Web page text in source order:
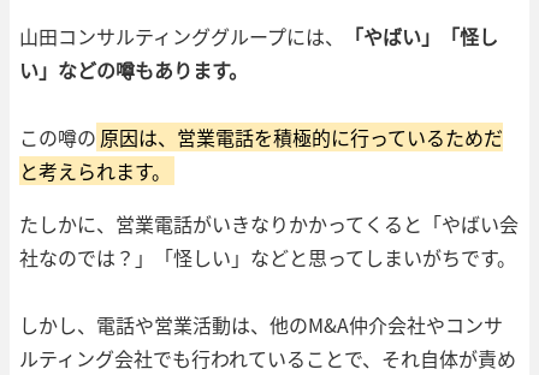
山田コンサルティンググループには、
「やばい」「怪し
い」などの噂もあります。
この噂の 原因は、営業電話を積極的に行っているためだ
と考えられます。
たしかに、営業電話がいきなりかかってくると「やばい会
社なのでは？」「怪しい」などと思ってしまいがちです。
しかし、電話や営業活動は、他のM&A仲介会社やコンサ
ルティング会社でも行われていることで、それ自体が責め